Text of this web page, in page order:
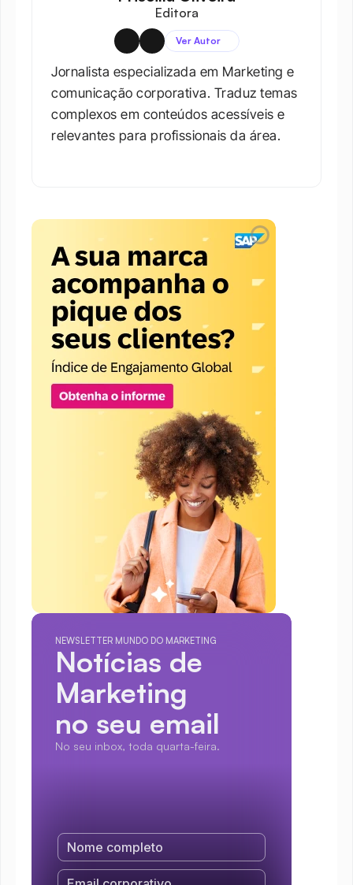
Editora
Ver Autor
Jornalista especializada em Marketing e
comunicação corporativa. Traduz temas
complexos em conteúdos acessíveis e
relevantes para profissionais da área.​
NEWSLETTER MUNDO DO MARKETING
Notícias de
Marketing
no seu email
No seu inbox, toda quarta-feira.